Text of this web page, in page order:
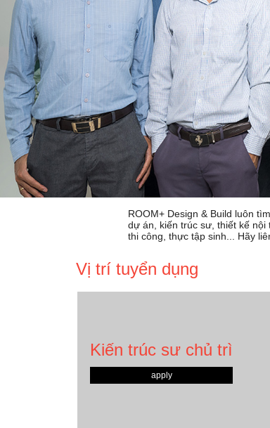
ROOM+ Design & Build luôn
dự án, kiến trúc sư, thiết kế
thi công, thực tập sinh... Hãy
Vị trí tuyển dụng
Kiến trúc sư chủ trì
apply